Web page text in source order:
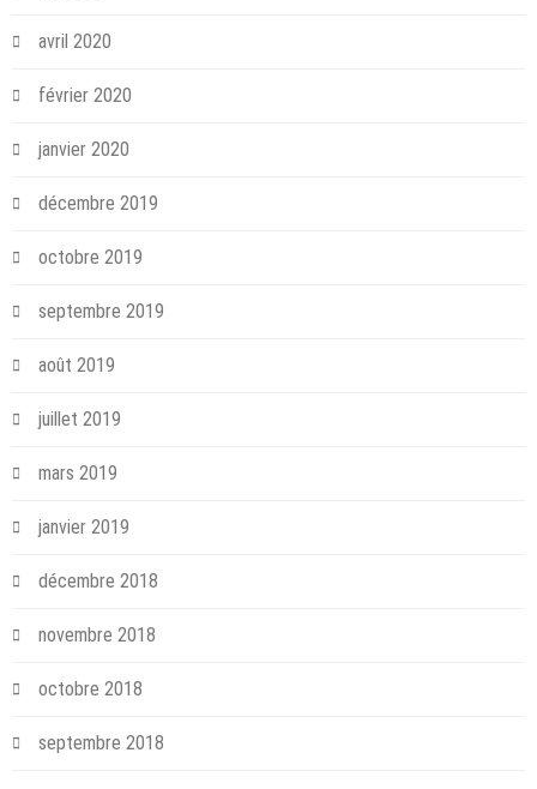
avril 2020
février 2020
janvier 2020
décembre 2019
octobre 2019
septembre 2019
août 2019
juillet 2019
mars 2019
janvier 2019
décembre 2018
novembre 2018
octobre 2018
septembre 2018